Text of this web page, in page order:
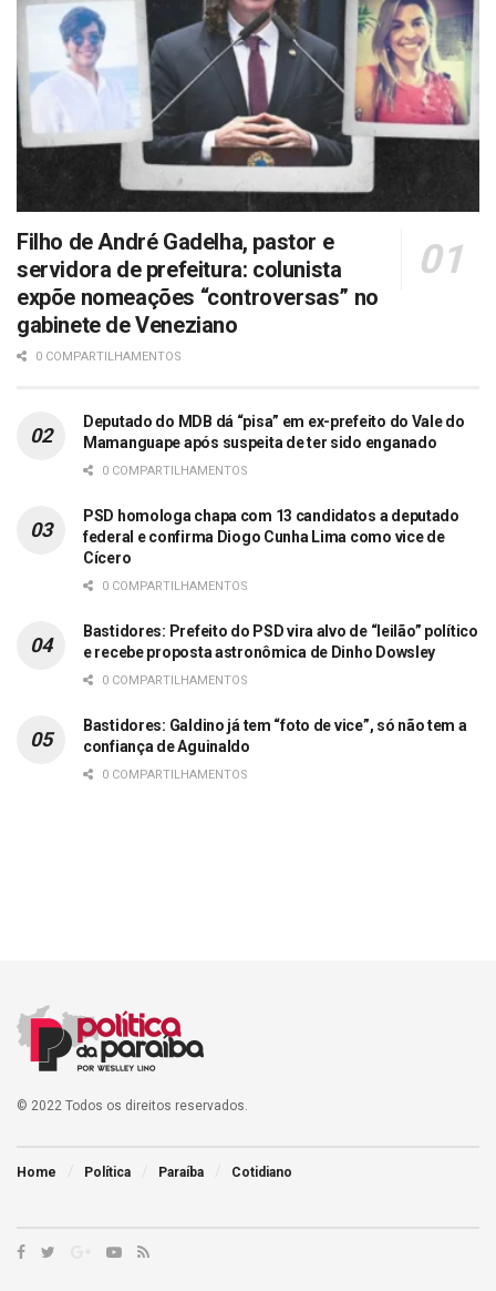
Filho de André Gadelha, pastor e
servidora de prefeitura: colunista
expõe nomeações “controversas” no
gabinete de Veneziano
0 COMPARTILHAMENTOS
Deputado do MDB dá “pisa” em ex-prefeito do Vale do
Mamanguape após suspeita de ter sido enganado
0 COMPARTILHAMENTOS
PSD homologa chapa com 13 candidatos a deputado
federal e confirma Diogo Cunha Lima como vice de
Cícero
0 COMPARTILHAMENTOS
Bastidores: Prefeito do PSD vira alvo de “leilão” político
e recebe proposta astronômica de Dinho Dowsley
0 COMPARTILHAMENTOS
Bastidores: Galdino já tem “foto de vice”, só não tem a
confiança de Aguinaldo
0 COMPARTILHAMENTOS
© 2022 Todos os direitos reservados.
Home Política Paraíba Cotidiano